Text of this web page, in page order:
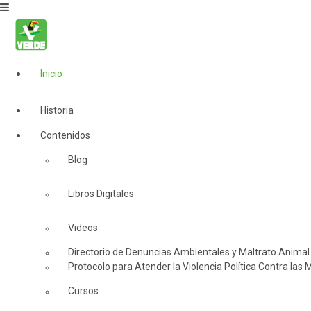
Inicio
Historia
Contenidos
Blog
Libros Digitales
Videos
Directorio de Denuncias Ambientales y Maltrato Animal
Protocolo para Atender la Violencia Política Contra las
Cursos